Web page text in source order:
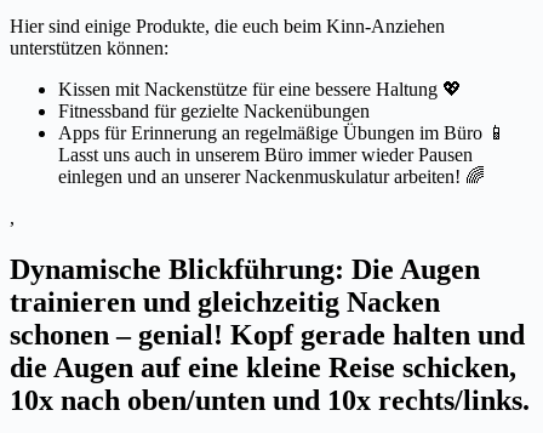
Hier sind einige Produkte, die euch beim Kinn-Anziehen
unterstützen können:
Kissen mit Nackenstütze für eine bessere Haltung 💖
Fitnessband für gezielte Nackenübungen
Apps für Erinnerung an regelmäßige Übungen im Büro 📱
Lasst uns auch in unserem Büro immer wieder Pausen
einlegen und an unserer Nackenmuskulatur arbeiten! 🌈
,
Dynamische Blickführung: Die Augen
trainieren und gleichzeitig Nacken
schonen – genial! Kopf gerade halten und
die Augen auf eine kleine Reise schicken,
10x nach oben/unten und 10x rechts/links.